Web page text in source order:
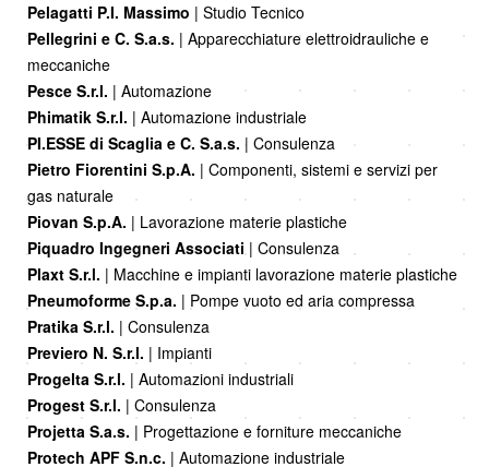
Pelagatti P.I. Massimo | Studio Tecnico
Pellegrini e C. S.a.s. | Apparecchiature elettroidrauliche e
meccaniche
Pesce S.r.l. | Automazione
Phimatik S.r.l. | Automazione industriale
PI.ESSE di Scaglia e C. S.a.s. | Consulenza
Pietro Fiorentini S.p.A. | Componenti, sistemi e servizi per
gas naturale
Piovan S.p.A. | Lavorazione materie plastiche
Piquadro Ingegneri Associati | Consulenza
Plaxt S.r.l. | Macchine e impianti lavorazione materie plastiche
Pneumoforme S.p.a. | Pompe vuoto ed aria compressa
Pratika S.r.l. | Consulenza
Previero N. S.r.l. | Impianti
Progelta S.r.l. | Automazioni industriali
Progest S.r.l. | Consulenza
Projetta S.a.s. | Progettazione e forniture meccaniche
Protech APF S.n.c. | Automazione industriale